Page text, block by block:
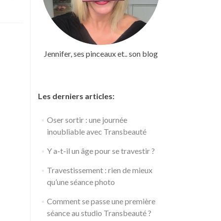
Jennifer, ses pinceaux et.. son blog
Les derniers articles:
Oser sortir : une journée
inoubliable avec Transbeauté
Y a-t-il un âge pour se travestir ?
Travestissement : rien de mieux
qu’une séance photo
Comment se passe une première
séance au studio Transbeauté ?